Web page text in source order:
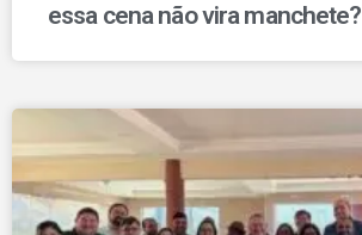
essa cena não vira manchete?